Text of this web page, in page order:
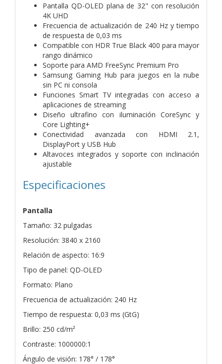
Pantalla QD-OLED plana de 32" con resolución
4K UHD
Frecuencia de actualización de 240 Hz y tiempo
de respuesta de 0,03 ms
Compatible con HDR True Black 400 para mayor
rango dinámico
Soporte para AMD FreeSync Premium Pro
Samsung Gaming Hub para juegos en la nube
sin PC ni consola
Funciones Smart TV integradas con acceso a
aplicaciones de streaming
Diseño ultrafino con iluminación CoreSync y
Core Lighting+
Conectividad avanzada con HDMI 2.1,
DisplayPort y USB Hub
Altavoces integrados y soporte con inclinación
ajustable
Especificaciones
Pantalla
Tamaño: 32 pulgadas
Resolución: 3840 x 2160
Relación de aspecto: 16:9
Tipo de panel: QD-OLED
Formato: Plano
Frecuencia de actualización: 240 Hz
Tiempo de respuesta: 0,03 ms (GtG)
Brillo: 250 cd/m²
Contraste: 1000000:1
Ángulo de visión: 178° / 178°